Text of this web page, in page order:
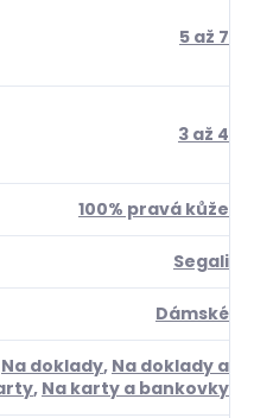
5 až 7
3 až 4
100% pravá kůže
Segali
Dámské
Na doklady, Na doklady a
, Na karty a bankovky